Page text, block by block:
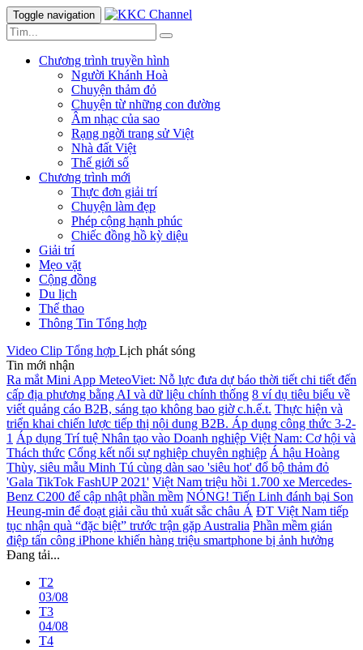
Toggle navigation
Chương trình truyền hình
Người Khánh Hoà
Chuyện thảm đỏ
Chuyện từ những con đường
Âm nhạc của sao
Rạng ngời trang sử Việt
Nhà đất Việt
Thế giới số
Chương trình mới
Thực đơn giải trí
Chuyện làm đẹp
Phép cộng hạnh phúc
Chiếc đồng hồ kỳ diệu
Giải trí
Mẹo vặt
Cộng đồng
Du lịch
Thể thao
Thông Tin Tổng hợp
Video Clip Tổng hợp Lịch phát sóng
Tin mới nhận
Ra mắt Mini App MeteoViet: Nỗ lực đưa dự báo thời tiết chi tiết đến
cấp địa phương bằng AI và dữ liệu chính thống 8 ví dụ tiêu biểu về
viết quảng cáo B2B, sáng tạo không bao giờ c.h.ế.t. Thực hiện và
triển khai chiến lược tiếp thị nội dung B2B. Áp dụng công thức 3-2-
1 Áp dụng Trí tuệ Nhân tạo vào Doanh nghiệp Việt Nam: Cơ hội và
Thách thức Cổng kết nối sự nghiệp chuyên nghiệp Á hậu Hoàng
Thùy, siêu mẫu Minh Tú cùng dàn sao 'siêu hot' đổ bộ thảm đỏ
'Gala TikTok FashUP 2021' Việt Nam triệu hồi 1.700 xe Mercedes-
Benz C200 để cập nhật phần mềm NÓNG! Tiến Linh đánh bại Son
Heung-min để đoạt giải cầu thủ xuất sắc châu Á ĐT Việt Nam tiếp
tục nhận quà “đặc biệt” trước trận gặp Australia Phần mềm gián
điệp tấn công iPhone khiến hàng triệu smartphone bị ảnh hưởng
Đang tải...
T2
03/08
T3
04/08
T4